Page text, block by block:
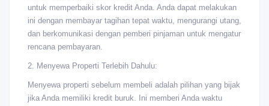
untuk memperbaiki skor kredit Anda. Anda dapat melakukan
ini dengan membayar tagihan tepat waktu, mengurangi utang,
dan berkomunikasi dengan pemberi pinjaman untuk mengatur
rencana pembayaran.
2. Menyewa Properti Terlebih Dahulu:
Menyewa properti sebelum membeli adalah pilihan yang bijak
jika Anda memiliki kredit buruk. Ini memberi Anda waktu